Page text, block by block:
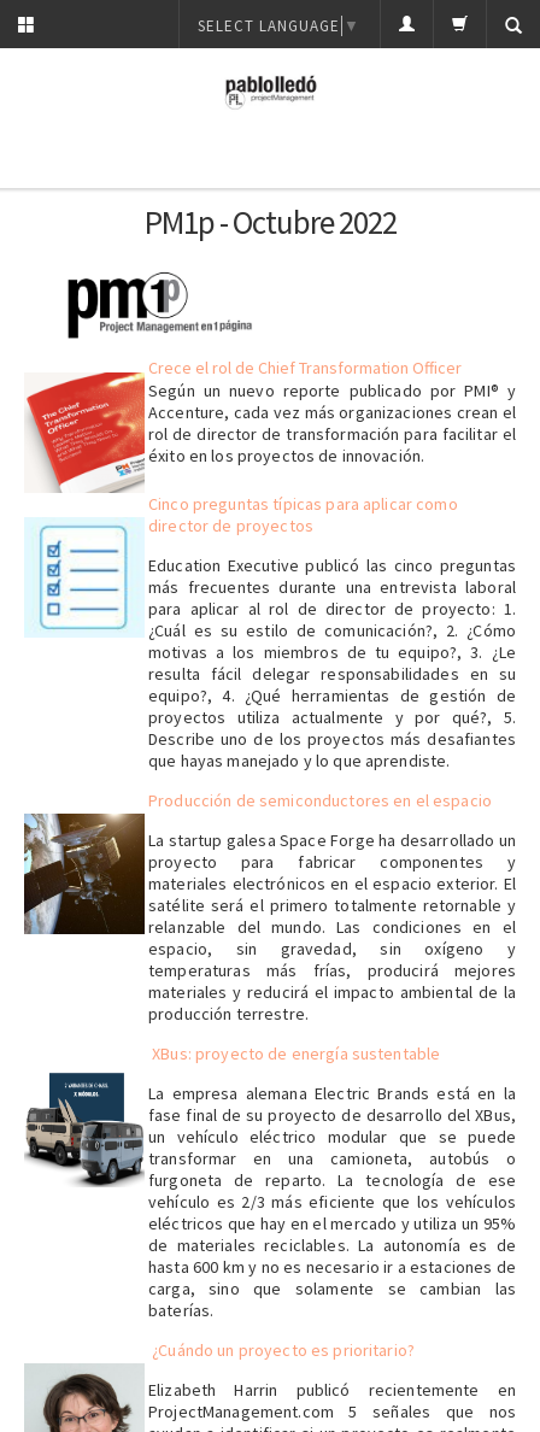
SELECT LANGUAGE ▼
PM1p - Octubre 2022
Crece el rol de Chief Transformation Officer
Según un nuevo reporte publicado por PMI® y
Accenture, cada vez más organizaciones crean el
rol de director de transformación para facilitar el
éxito en los proyectos de innovación.
Cinco preguntas típicas para aplicar como
director de proyectos
Education Executive publicó las cinco preguntas
más frecuentes durante una entrevista laboral
para aplicar al rol de director de proyecto: 1.
¿Cuál es su estilo de comunicación?, 2. ¿Cómo
motivas a los miembros de tu equipo?, 3. ¿Le
resulta fácil delegar responsabilidades en su
equipo?, 4. ¿Qué herramientas de gestión de
proyectos utiliza actualmente y por qué?, 5.
Describe uno de los proyectos más desafiantes
que hayas manejado y lo que aprendiste.
Producción de semiconductores en el espacio
La startup galesa Space Forge ha desarrollado un
proyecto para fabricar componentes y
materiales electrónicos en el espacio exterior. El
satélite será el primero totalmente retornable y
relanzable del mundo. Las condiciones en el
espacio, sin gravedad, sin oxígeno y
temperaturas más frías, producirá mejores
materiales y reducirá el impacto ambiental de la
producción terrestre.
XBus: proyecto de energía sustentable
La empresa alemana Electric Brands está en la
fase final de su proyecto de desarrollo del XBus,
un vehículo eléctrico modular que se puede
transformar en una camioneta, autobús o
furgoneta de reparto. La tecnología de ese
vehículo es 2/3 más eficiente que los vehículos
eléctricos que hay en el mercado y utiliza un 95%
de materiales reciclables. La autonomía es de
hasta 600 km y no es necesario ir a estaciones de
carga, sino que solamente se cambian las
baterías.
¿Cuándo un proyecto es prioritario?
Elizabeth Harrin publicó recientemente en
ProjectManagement.com 5 señales que nos